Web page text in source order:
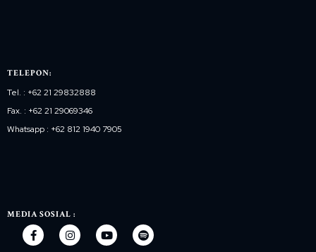
TELEPON:
Tel. : +62 21 29832888
Fax. : +62 21 29069346
Whatsapp : +62 812 1940 7905
MEDIA SOSIAL :